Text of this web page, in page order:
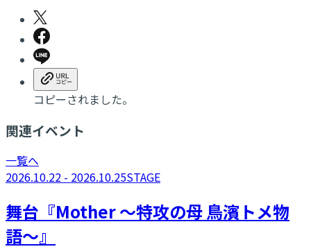
コピーされました。
関連イベント
一覧へ
2026.10.22 - 2026.10.25STAGE
舞台『Mother ～特攻の母 鳥濱トメ物
語～』